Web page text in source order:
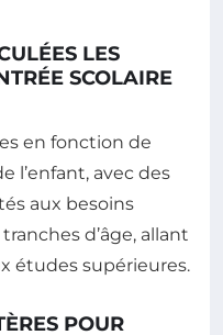
LES
SCOLAIRE
en fonction de
l’enfant, avec des
aux besoins
d’âge, allant
études supérieures.
POUR